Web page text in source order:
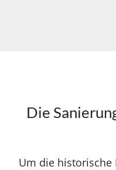
Die
Um die historische